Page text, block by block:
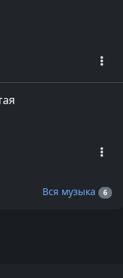
Вся музыка 6